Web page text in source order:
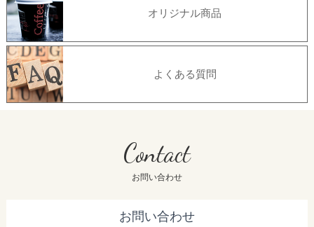
オリジナル商品
よくある質問
Contact
お問い合わせ
お問い合わせ